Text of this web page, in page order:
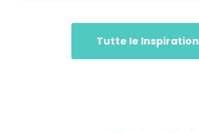
Tutte le Inspiration